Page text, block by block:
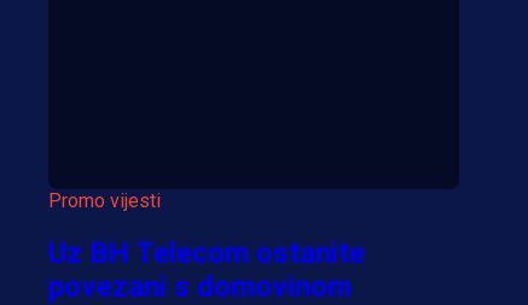
Promo vijesti
Uz BH Telecom ostanite
povezani s domovinom